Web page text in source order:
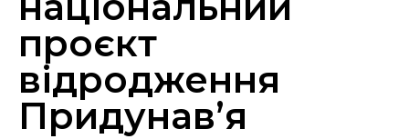
проєкт
відродження
Придунав’я